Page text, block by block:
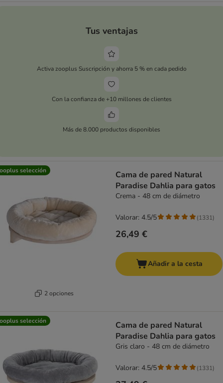
Tus ventajas
Activa zooplus Suscripción y ahorra 5 % en cada pedido
Con la confianza de +10 millones de clientes
Más de 8.000 productos disponibles
selección
2 opciones
Cama de pared Natural
Paradise Dahlia para gatos
Crema - 48 cm de diámetro
26,49 €
Valorar: 4.5/5 (1331)
Añadir a la cesta
selección
Cama de pared Natural
Paradise Dahlia para gatos
Gris claro - 48 cm de diámetro
Valorar: 4.5/5 (1331)